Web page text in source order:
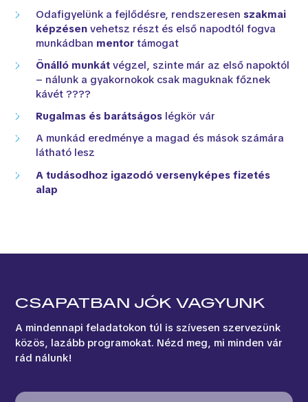
Odafigyelünk a fejlődésre, rendszeresen szakmai
képzésenvehetsz részt és első napodtól fogva
munkádban mentor támogat
Önálló munkátvégzel, szinte már az első napoktól
– nálunk a gyakornokok csak maguknak főznek
kávét ????
Rugalmas és barátságos légkör vár
A munkád eredménye a magad és mások számára
látható lesz
A tudásodhoz igazodó versenyképes fizetés
alap
CSAPATBAN JÓK VAGYUNK
A mindennapi feladatokon túl is szívesen szervezünk
közös, lazább programokat. Nézd meg, mi minden vár
rád nálunk!